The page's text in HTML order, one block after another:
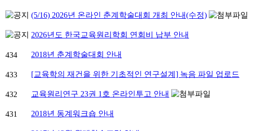
(5/16) 2026년 온라인 춘계학술대회 개최 안내(수정)
2026년도 한국교육원리학회 연회비 납부 안내
434
2018년 춘계학술대회 안내
433
[교육학의 재건을 위한 기초적인 연구설계] 녹음 파일 업로드
432
교육원리연구 23권 1호 온라인투고 안내
431
2018년 동계워크숍 안내